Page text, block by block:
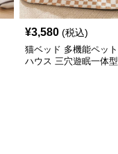
¥3,580 (税込)
猫ベッド 多機能ペット
ハウス 三穴遊眠一体型